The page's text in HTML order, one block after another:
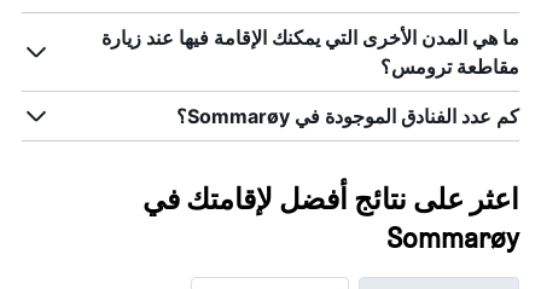
ما هي المدن الأخرى التي يمكنك الإقامة فيها عند زيارة
مقاطعة ترومس؟
كم عدد الفنادق الموجودة في Sommarøy؟
اعثر على نتائج أفضل لإقامتك في
Sommarøy